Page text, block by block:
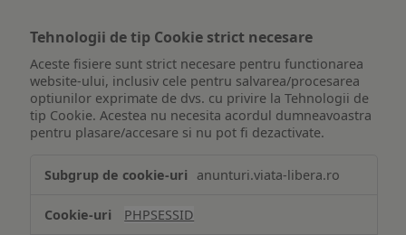
Tehnologii de tip Cookie strict necesare
Aceste fisiere sunt strict necesare pentru functionarea
website-ului, inclusiv cele pentru salvarea/procesarea
optiunilor exprimate de dvs. cu privire la Tehnologii de
tip Cookie. Acestea nu necesita acordul dumneavoastra
pentru plasare/accesare si nu pot fi dezactivate.
de
Cookie
anunturi.viata-libera.ro
PHPSESSID